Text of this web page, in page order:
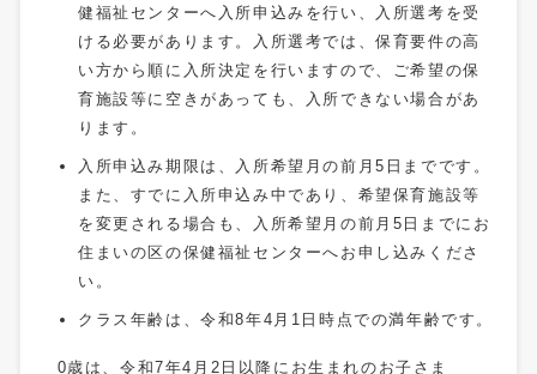
健福祉センターへ入所申込みを行い、入所選考を受
ける必要があります。入所選考では、保育要件の高
い方から順に入所決定を行いますので、ご希望の保
育施設等に空きがあっても、入所できない場合があ
ります。
入所申込み期限は、入所希望月の前月5日までです。
また、すでに入所申込み中であり、希望保育施設等
を変更される場合も、入所希望月の前月5日までにお
住まいの区の保健福祉センターへお申し込みくださ
い。
クラス年齢は、令和8年4月1日時点での満年齢です。
0歳は、令和7年4月2日以降にお生まれのお子さま